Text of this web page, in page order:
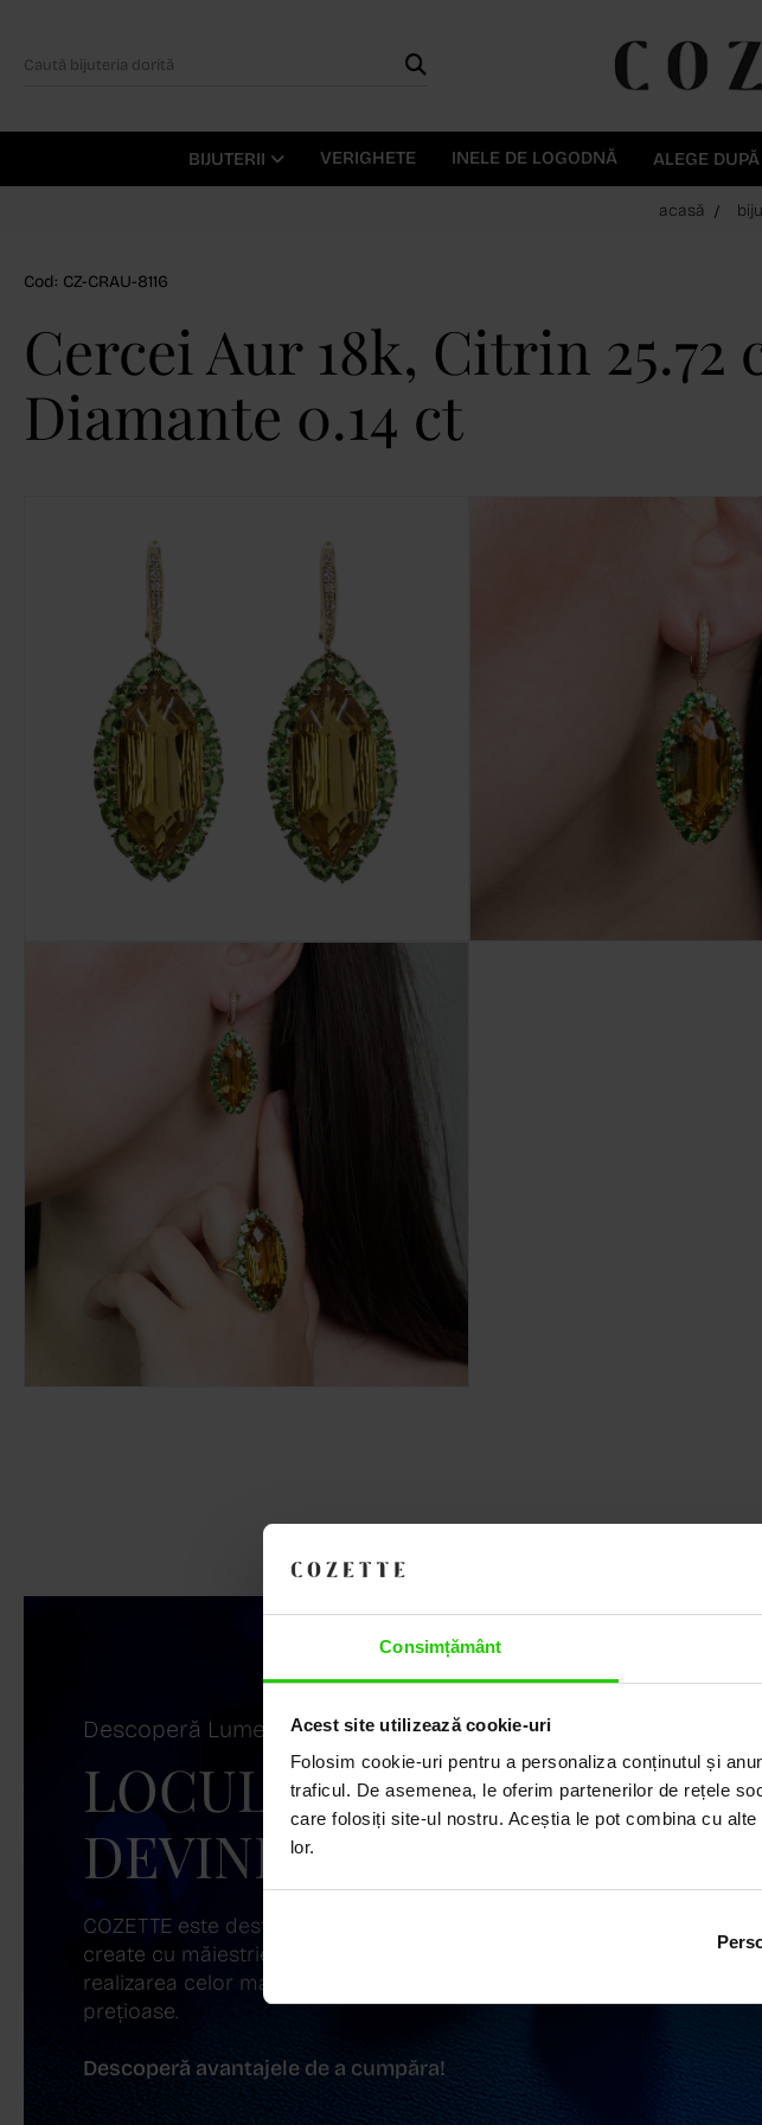
Consimțământ
Acest site utilizează cookie-uri
Folosim cookie-uri pentru a personaliza conținutul și
traficul. De asemenea, le oferim partenerilor de rețele
care folosiți site-ul nostru. Aceștia le pot combina cu
lor.
BIJUTERII VERIGHETE INELE DE LOGODNĂ ALEGE
acasă
Cod: CZ-CRAU-8116
Cercei Aur 18k, Citrin 25.72
Diamante 0.14 ct
Descoperă Lumea COZETTE,
LOCUL UNDE STILUL
DEVINE ARTĂ!
COZETTE este destinația ta de top pentru bijuterii elegante și rafinate,
create cu măiestrie și pasiune. Ne mândrim cu o vastă experiență în
realizarea celor mai sofisticate bijuterii din aur, argint și pietre
prețioase.
Descoperă avantajele de a cumpăra!